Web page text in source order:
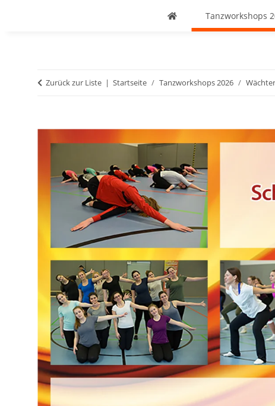
Tanzworkshops
Zurück zur Liste Startseite Tanzworkshops 2026